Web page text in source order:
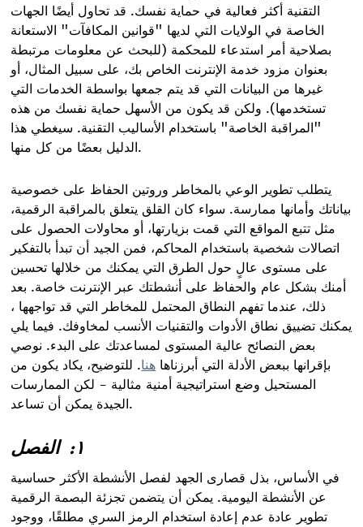
التقنية أكثر فعالية في حماية نفسك. قد تحاول أيضًا الجهات
الخاصة في الولايات التي لديها "قوانين المكافآت" الاستعانة
بصلاحية أمر استدعاء للمحكمة (للبحث عن معلومات مرتبطة
بعنوان مزود خدمة الإنترنت الخاص بك، على سبيل المثال، أو
غيرها من البيانات التي قد يتم جمعها بواسطة الخدمات التي
تستخدمها). ولكن قد يكون من الأسهل حماية نفسك من هذه
"المراقبة الخاصة" باستخدام الأساليب التقنية. سيغطي هذا
الدليل بعضًا من كل منها.
يتطلب تطوير الوعي بالمخاطر وروتين الحفاظ على خصوصية
بياناتك وأمانها ممارسة. سواء كان القلق يتعلق بالمراقبة الرقمية،
مثل تتبع المواقع التي قمت بزيارتها، أو محاولات الحصول على
اتصالات شخصية باستخدام المحاكم، فمن الجيد أن تبدأ بالتفكير
على مستوى عالٍ حول الطرق التي يمكنك من خلالها تحسين
أمنك بشكل عام والحفاظ على أنشطتك عبر الإنترنت خاصة. بعد
ذلك، عندما تفهم النطاق المحتمل للمخاطر التي قد تواجهها ،
يمكنك تضييق نطاق الأدوات والتقنيات الأنسب لمخاوفك. فيما يلي
بعض النصائح عالية المستوى لمساعدتك على البدء. نوصي
بإقرانها ببعض الأدلة التي أبرزناها هنا. للتوضيح، يكاد يكون من
المستحيل وضع استراتيجية أمنية مثالية - لكن الممارسات
الجيدة يمكن أن تساعد.
١: الفصل
في الأساس، بذل قصارى الجهد لفصل الأنشطة الأكثر حساسية
عن الأنشطة اليومية. يمكن أن يتضمن تجزئة البصمة الرقمية
تطوير عادة عدم إعادة استخدام الرمز السري مطلقًا، ووجود